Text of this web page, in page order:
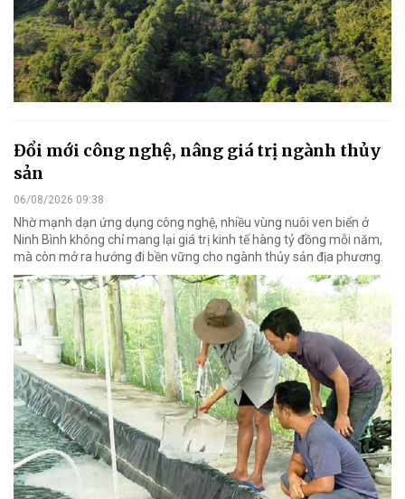
Đổi mới công nghệ, nâng giá trị ngành thủy
sản
06/08/2026 09:38
Nhờ mạnh dạn ứng dụng công nghệ, nhiều vùng nuôi ven biển ở
Ninh Bình không chỉ mang lại giá trị kinh tế hàng tỷ đồng mỗi năm,
mà còn mở ra hướng đi bền vững cho ngành thủy sản địa phương.